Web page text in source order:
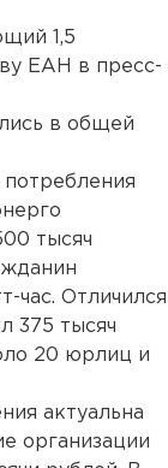
1,5
ЕАН в пресс-
в общей
тысяч
час. Отличился
375 тысяч
20 юрлиц и
актуальна
организации